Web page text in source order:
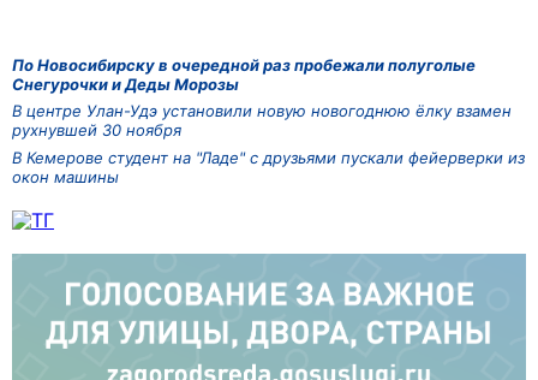
По Новосибирску в очередной раз пробежали полуголые
Снегурочки и Деды Морозы
В центре Улан-Удэ установили новую новогоднюю ёлку взамен
рухнувшей 30 ноября
В Кемерове студент на "Ладе" с друзьями пускали фейерверки из
окон машины